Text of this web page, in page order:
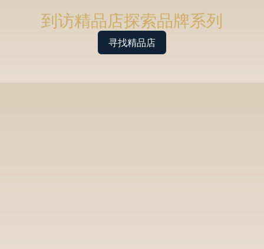
到访精品店探索品牌系列
寻找精品店